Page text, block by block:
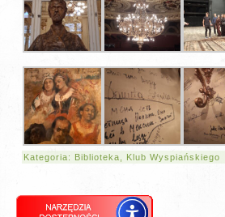
Kategoria: Biblioteka Klub Wyspiańskiego